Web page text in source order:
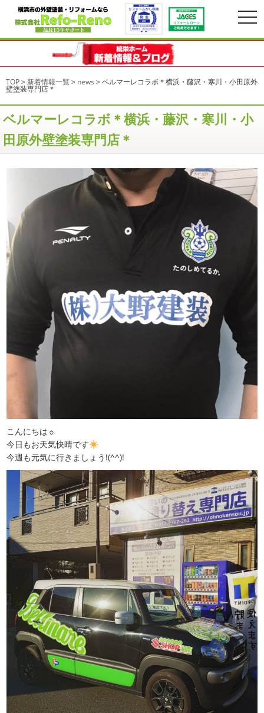
TOP> 新着情報一覧> news >ベルマーレコラボ＊横浜・藤沢・寒川・小田原外
壁塗装専門店＊
ベルマーレコラボ＊横浜・藤沢・寒川・小
田原外壁塗装専門店＊
こんにちは☼
今日もお天気快晴です
今週も元気に行きましょう!(^^)!